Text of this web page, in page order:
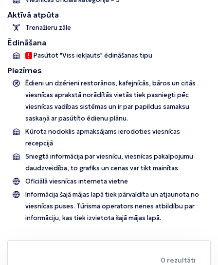
Aktīvā atpūta
Trenažieru zāle
Ēdināšana
Pasūtot "Viss iekļauts" ēdināšanas tipu
Piezīmes
Ēdieni un dzērieni restorānos, kafejnīcās, bāros un citās
viesnīcas aprakstā norādītās vietās tiek pasniegti pēc
viesnīcas vadības sistēmas un ir par papildus samaksu
saskaņā ar pasūtīto ēdienu plānu.
Kūrota nodoklis apmaksājams ierodoties viesnīcas
recepcijā
Sniegtā informācija par viesnīcu, viesnīcas pakalpojumu
daudzveidība, to grafiks un cenas var tikt mainītas
Oficiālā viesnīcas interneta vietne
Informācija šajā mājas lapā tiek pārvaldīta un atjaunota no
viesnīcas puses. Tūrisma operators nenes atbildību par
informāciju, kas tiek izvietota šajā mājas lapā.
0 rezultāti